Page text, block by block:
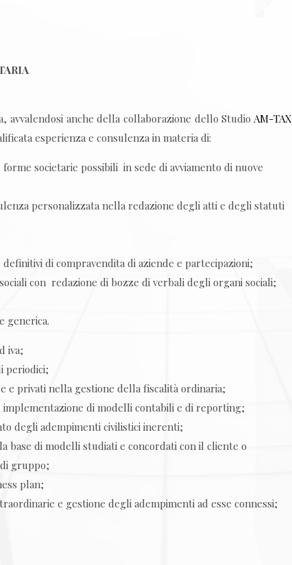
avvalendosi anche della collaborazione dello Studio AM-TAX
esperienza e consulenza in materia di:
societarie possibili in sede di avviamento di nuove
personalizzata nella redazione degli atti e degli statuti
di compravendita di aziende e partecipazioni;
con redazione di bozze di verbali degli organi sociali;
generica.
iva;
periodici;
e privati nella gestione della fiscalità ordinaria;
di modelli contabili e di reporting;
degli adempimenti civilistici inerenti;
base di modelli studiati e concordati con il cliente o
gruppo;
plan;
e gestione degli adempimenti ad esse connessi;